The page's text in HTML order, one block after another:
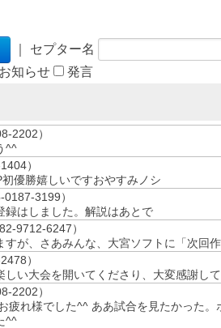
｜ セプター名
お知らせ
発言
2202）
^^
）
優勝嬉しいですおやすみノシ
0187-3199）
録はしました。解説はあとで
9712-6247）
すが、さあみんな、大宮ソフトに「次
）
しい大会を開いてくださり、大変感謝し
2202）
れ様でした^^ ああ試合を見たかった
^^